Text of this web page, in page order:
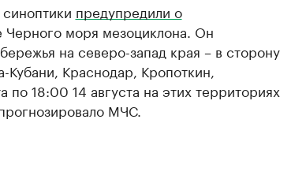
предупредили о
Черного моря мезоциклона. Он
на северо-запад края – в сторону
Краснодар, Кропоткин,
по 18:00 14 августа на этих территориях
МЧС.